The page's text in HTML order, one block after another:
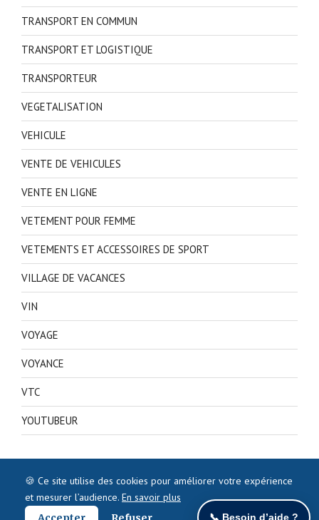
TRANSPORT EN COMMUN
TRANSPORT ET LOGISTIQUE
TRANSPORTEUR
VEGETALISATION
VEHICULE
VENTE DE VEHICULES
VENTE EN LIGNE
VETEMENT POUR FEMME
VETEMENTS ET ACCESSOIRES DE SPORT
VILLAGE DE VACANCES
VIN
VOYAGE
VOYANCE
VTC
YOUTUBEUR
🍪 Ce site utilise des cookies pour améliorer votre expérience
et mesurer l’audience. En savoir plus
📞 Besoin d’aide ?